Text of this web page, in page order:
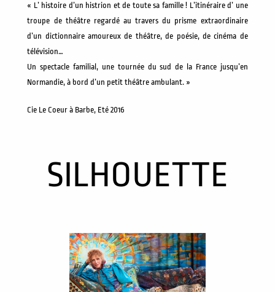
« L’ histoire d’un histrion et de toute sa famille ! L’itinéraire d’ une
troupe de théâtre regardé au travers du prisme extraordinaire
d’un dictionnaire amoureux de théâtre, de poésie, de cinéma de
télévision…
Un spectacle familial, une tournée du sud de la France jusqu’en
Normandie, à bord d’un petit théâtre ambulant. »
Cie Le Coeur à Barbe, Eté 2016
SILHOUETTE